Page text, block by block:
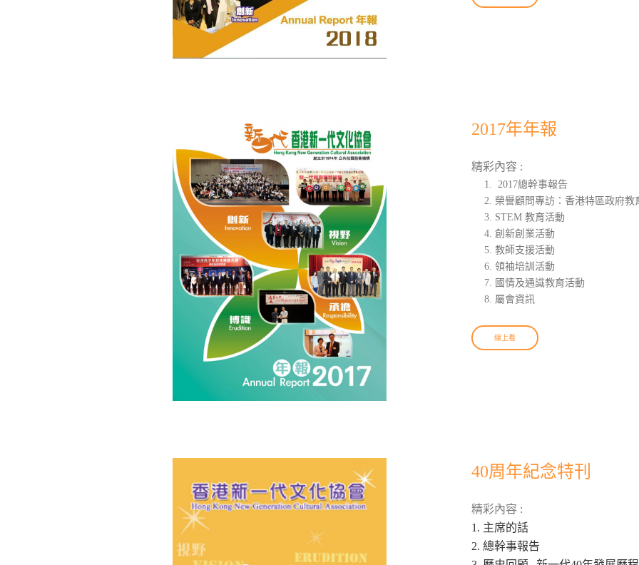
2017年年報
精彩內容 :
2017總幹事報告
榮譽顧問專訪：香港特區政府教
STEM 教育活動
創新創業活動
教師支援活動
領袖培訓活動
國情及通識教育活動
屬會資訊
線上看
40周年紀念特刊
精彩內容 :
1. 主席的話
2. 總幹事報告